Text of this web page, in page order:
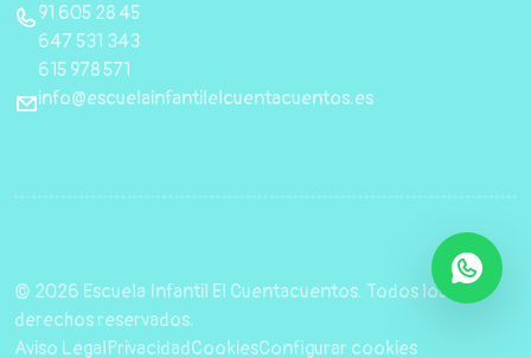
91 605 28 45
647 531 343
615 978 571
info@escuelainfantilelcuentacuentos.es
© 2026 Escuela Infantil El Cuentacuentos. Todos los
derechos reservados.
Aviso LegalPrivacidadCookiesConfigurar cookies